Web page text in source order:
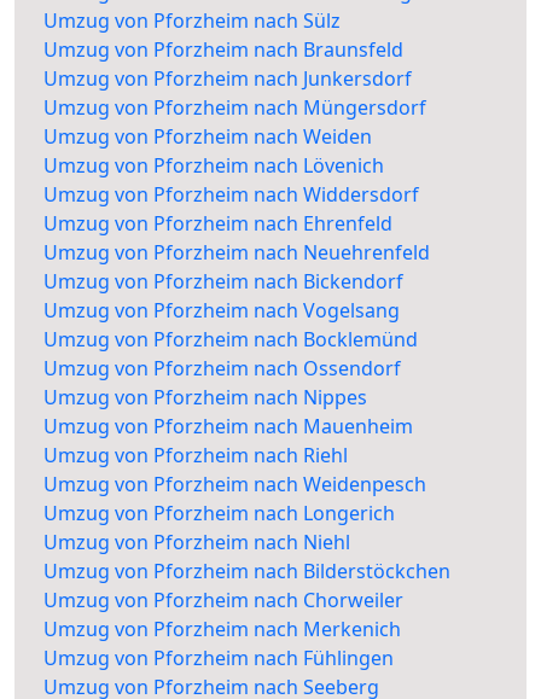
Umzug von Pforzheim nach Sülz
Umzug von Pforzheim nach Braunsfeld
Umzug von Pforzheim nach Junkersdorf
Umzug von Pforzheim nach Müngersdorf
Umzug von Pforzheim nach Weiden
Umzug von Pforzheim nach Lövenich
Umzug von Pforzheim nach Widdersdorf
Umzug von Pforzheim nach Ehrenfeld
Umzug von Pforzheim nach Neuehrenfeld
Umzug von Pforzheim nach Bickendorf
Umzug von Pforzheim nach Vogelsang
Umzug von Pforzheim nach Bocklemünd
Umzug von Pforzheim nach Ossendorf
Umzug von Pforzheim nach Nippes
Umzug von Pforzheim nach Mauenheim
Umzug von Pforzheim nach Riehl
Umzug von Pforzheim nach Weidenpesch
Umzug von Pforzheim nach Longerich
Umzug von Pforzheim nach Niehl
Umzug von Pforzheim nach Bilderstöckchen
Umzug von Pforzheim nach Chorweiler
Umzug von Pforzheim nach Merkenich
Umzug von Pforzheim nach Fühlingen
Umzug von Pforzheim nach Seeberg